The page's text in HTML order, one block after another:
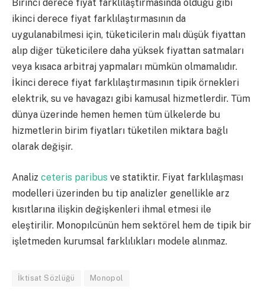
Birinci derece fiyat farklılaştırmasında olduğu gibi
ikinci derece fiyat farklılaştırmasının da
uygulanabilmesi için, tüketicilerin malı düşük fiyattan
alıp diğer tüketicilere daha yüksek fiyattan satmaları
veya kısaca arbitraj yapmaları mümkün olmamalıdır.
İkinci derece fiyat farklılaştırmasının tipik örnekleri
elektrik, su ve havagazı gibi kamusal hizmetlerdir. Tüm
dünya üzerinde hemen hemen tüm ülkelerde bu
hizmetlerin birim fiyatları tüketilen miktara bağlı
olarak değişir.
Analiz ceteris paribus ve statiktir. Fiyat farklılaşması
modelleri üzerinden bu tip analizler genellikle arz
kısıtlarına ilişkin değişkenleri ihmal etmesi ile
eleştirilir. Monopılcünün hem sektörel hem de tipik bir
işletmeden kurumsal farklılıkları modele alınmaz.
İktisat Sözlüğü Monopol